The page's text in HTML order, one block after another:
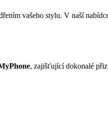
vašeho stylu. V naší
, zajišťující dokonalé